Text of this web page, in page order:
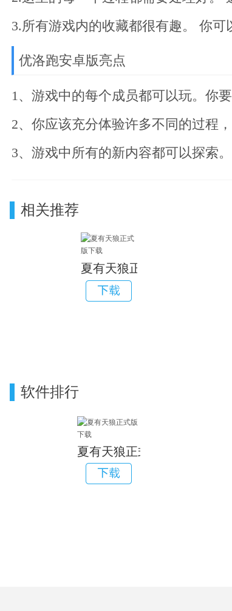
3.所有游戏内的收藏都很有趣。 你可
优洛跑安卓版亮点
1、游戏中的每个成员都可以玩。你
2、你应该充分体验许多不同的过程
3、游戏中所有的新内容都可以探索
相关推荐
夏有天狼正式版下载
软件排行
夏有天狼正式版下载